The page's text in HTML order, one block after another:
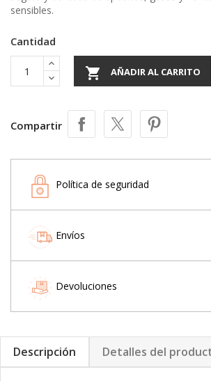
sensibles.
Cantidad
 AÑADIR AL CARRITO
Compartir
Política de seguridad
Envíos
Devoluciones
Descripción Detalles del